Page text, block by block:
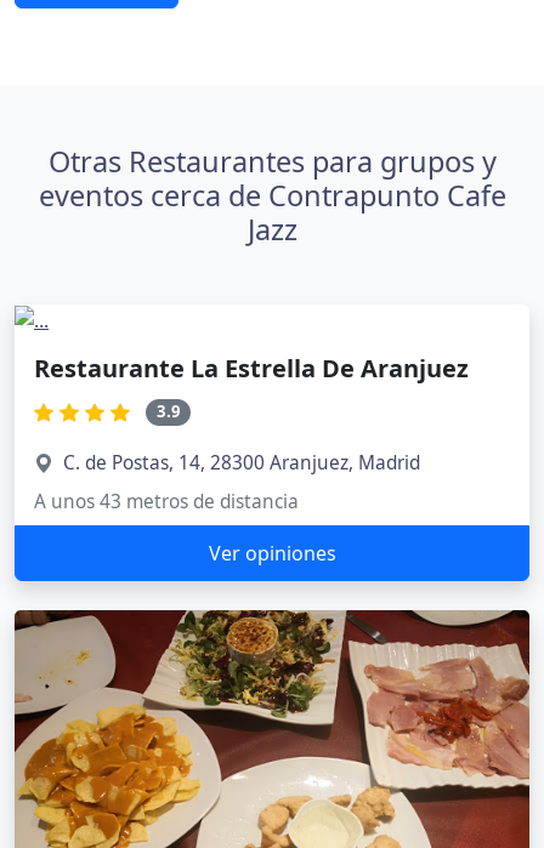
Otras Restaurantes para grupos y
eventos cerca de Contrapunto Cafe
Jazz
Restaurante La Estrella De Aranjuez
3.9
C. de Postas, 14, 28300 Aranjuez, Madrid
A unos 43 metros de distancia
Ver opiniones